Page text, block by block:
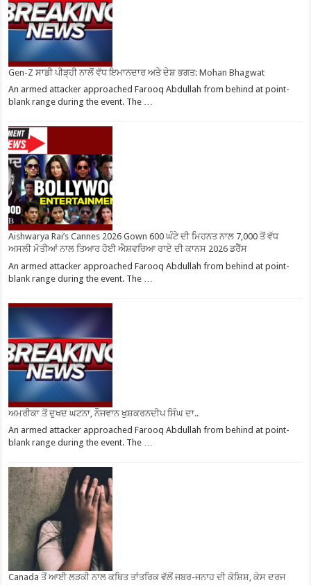
Gen-Z ਸਾਡੀ ਪੀੜ੍ਹੀ ਨਾਲੋਂ ਵੱਧ ਇਮਾਨਦਾਰ ਅਤੇ ਦੇਸ਼ ਭਗਤ: Mohan Bhagwat
An armed attacker approached Farooq Abdullah from behind at point-
blank range during the event. The …
Aishwarya Rai’s Cannes 2026 Gown 600 ਘੰਟੇ ਦੀ ਮਿਹਨਤ ਨਾਲ 7,000 ਤੋਂ ਵੱਧ
ਅਸਲੀ ਮੋਤੀਆਂ ਨਾਲ ਤਿਆਰ ਹੋਈ ਐਸ਼ਵਰਿਆ ਰਾਏ ਦੀ ਕਾਨਸ 2026 ਡਰੈੱਸ
An armed attacker approached Farooq Abdullah from behind at point-
blank range during the event. The …
ਅਮਰੀਕਾ ਤੋਂ ਦੁਖਦ ਘਟਨਾ, ਨੌਜਵਾਨ ਖੁਸ਼ਕਰਨਦੀਪ ਸਿੰਘ ਦਾ..
An armed attacker approached Farooq Abdullah from behind at point-
blank range during the event. The …
Canada ਤੋਂ ਆਈ ਲੜਕੀ ਨਾਲ ਕਥਿਤ ਤਾਂਤਰਿਕ ਵੱਲੋਂ ਜਬਰ-ਜਨਾਹ ਦੀ ਕੋਸ਼ਿਸ਼, ਕੇਸ ਦਰਜ